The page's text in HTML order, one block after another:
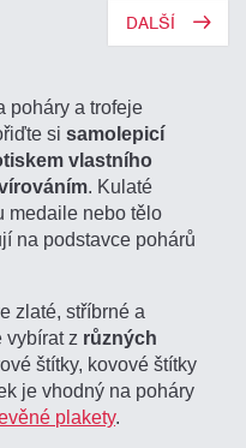
DALŠÍ
poháry a trofeje
sisamolepicí
vlastního
. Kulaté
medaile nebo tělo
na podstavce pohárů
zlaté, stříbrné a
vybírat z různých
štítky, kovové štítky
je vhodný na poháry
plakety.